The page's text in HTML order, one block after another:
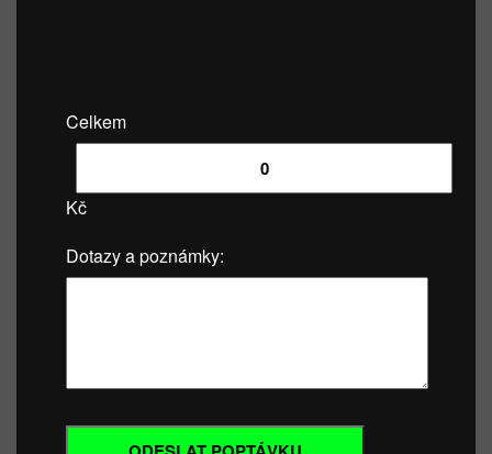
Celkem
Kč
Dotazy a poznámky: